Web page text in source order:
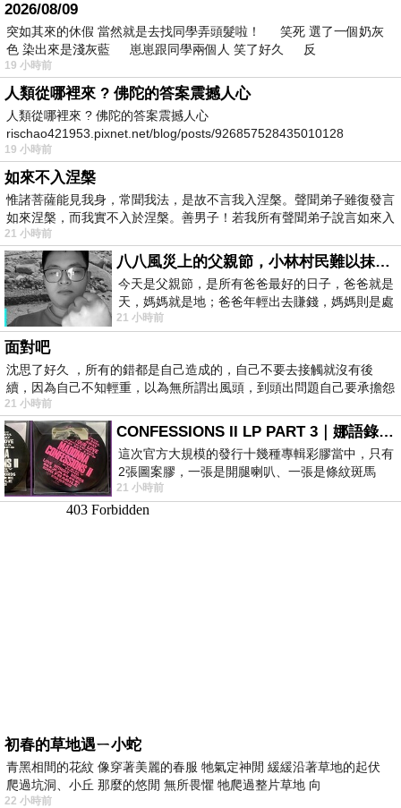
2026/08/09
突如其來的休假 當然就是去找同學弄頭髮啦！ 笑死 選了一個奶灰
色 染出來是淺灰藍 崽崽跟同學兩個人 笑了好久 反
19 小時前
人類從哪裡來 ? 佛陀的答案震撼人心
人類從哪裡來 ? 佛陀的答案震撼人心
rischao421953.pixnet.net/blog/posts/926857528435010128
19 小時前
如來不入涅槃
惟諸菩薩能見我身，常聞我法，是故不言我入涅槃。聲聞弟子雖復發言
如來涅槃，而我實不入於涅槃。善男子！若我所有聲聞弟子說言如來入
21 小時前
八八風災上的父親節，小林村民難以抹滅的痛
今天是父親節，是所有爸爸最好的日子，爸爸就是
天，媽媽就是地；爸爸年輕出去賺錢，媽媽則是處
理家務，職業不分高低貴賤，只有人品才
21 小時前
面對吧
沈思了好久 ，所有的錯都是自己造成的，自己不要去接觸就沒有後
續，因為自己不知輕重，以為無所謂出風頭，到頭出問題自己要承擔怨
不
21 小時前
CONFESSIONS II LP PART 3｜娜語錄II LP PART 3
這次官方大規模的發行十幾種專輯彩膠當中，只有
2張圖案膠，一張是開腿喇叭、一張是條紋斑馬
版；目前官網上只剩澳洲商店AU STORE
21 小時前
初春的草地遇ㄧ小蛇
青黑相間的花紋 像穿著美麗的春服 牠氣定神閒 緩緩沿著草地的起伏
爬過坑洞、小丘 那麼的悠閒 無所畏懼 牠爬過整片草地 向
22 小時前